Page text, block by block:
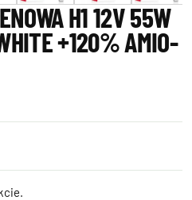
H1 12V 55W
+120% AMIO-